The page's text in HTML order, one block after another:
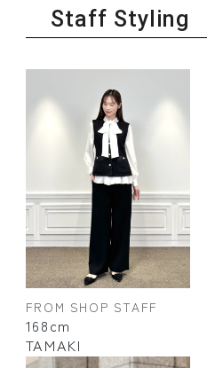
Staff Styling
FROM SHOP STAFF
168cm
TAMAKI